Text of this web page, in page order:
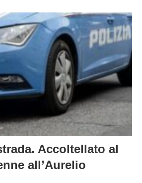
Accoltellato al
all’Aurelio